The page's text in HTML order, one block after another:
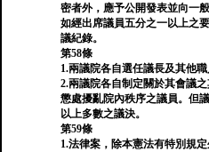
密者外，應予公開發表並向一般
如經出席議員五分之一以上之
議紀錄。
第58條
1.兩議院各自選任議長及其他職
2.兩議院各自制定關於其會議
懲處擾亂院內秩序之議員。但
以上多數之議決。
第59條
1.法律案，除本憲法有特別規定